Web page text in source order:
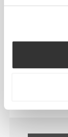
Unsere
Eindruck
Freiheit!
von